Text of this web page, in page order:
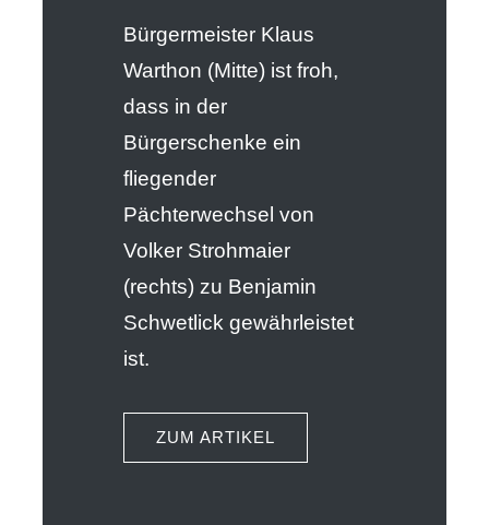
Bürgermeister Klaus
Warthon (Mitte) ist froh,
dass in der
Bürgerschenke ein
fliegender
Pächterwechsel von
Volker Strohmaier
(rechts) zu Benjamin
Schwetlick gewährleistet
ist.
ZUM ARTIKEL